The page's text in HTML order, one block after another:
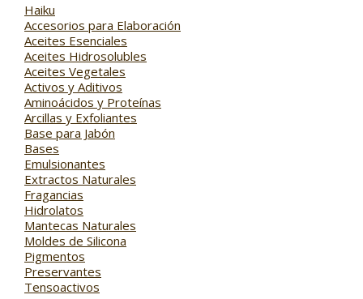
Haiku
Accesorios para Elaboración
Aceites Esenciales
Aceites Hidrosolubles
Aceites Vegetales
Activos y Aditivos
Aminoácidos y Proteínas
Arcillas y Exfoliantes
Base para Jabón
Bases
Emulsionantes
Extractos Naturales
Fragancias
Hidrolatos
Mantecas Naturales
Moldes de Silicona
Pigmentos
Preservantes
Tensoactivos